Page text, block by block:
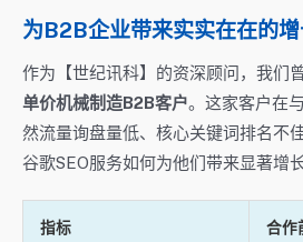
为B2B企业带来实实在在的增
作为【世纪讯科】的资深顾问，我们
单价机械制造B2B客户。这家客户在
然流量询盘量低、核心关键词排名不
谷歌SEO服务如何为他们带来显著增
指标 合作